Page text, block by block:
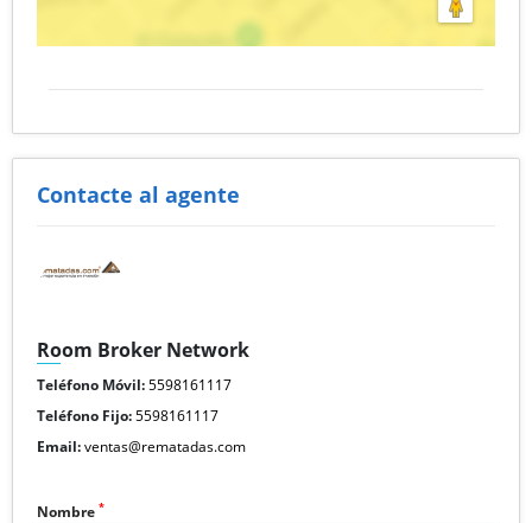
Contacte al agente
Room Broker Network
Teléfono Móvil:5598161117
Teléfono Fijo:5598161117
Email:ventas@rematadas.com
Nombre *